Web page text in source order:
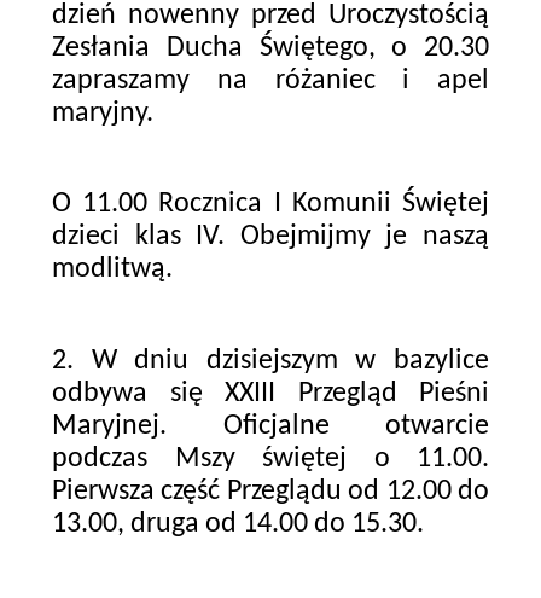
dzień nowenny przed Uroczystością
Zesłania Ducha Świętego, o 20.30
zapraszamy na różaniec i apel
maryjny.
O 11.00 Rocznica I Komunii Świętej
dzieci klas IV. Obejmijmy je naszą
modlitwą.
2. W dniu dzisiejszym w bazylice
odbywa się XXIII Przegląd Pieśni
Maryjnej. Oficjalne otwarcie
podczas Mszy świętej o 11.00.
Pierwsza część Przeglądu od 12.00 do
13.00, druga od 14.00 do 15.30.